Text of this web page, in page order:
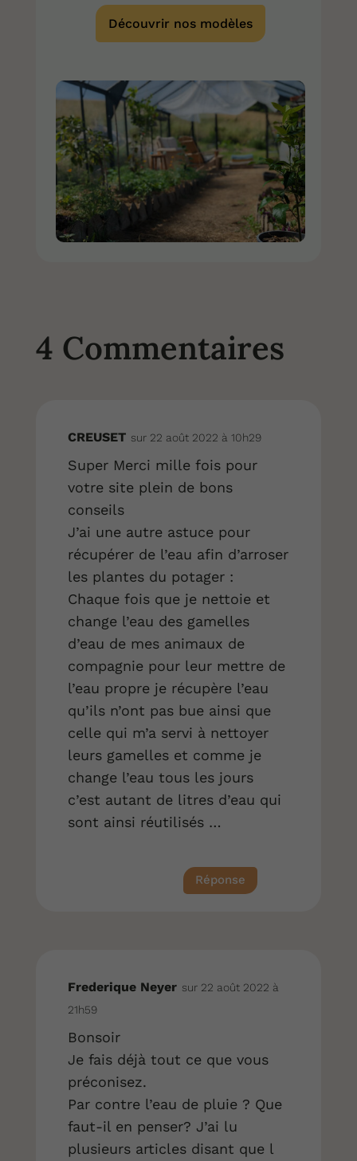
Découvrir nos modèles
4 Commentaires
CREUSET sur 22 août 2022 à 10h29
Super Merci mille fois pour
votre site plein de bons
conseils
J’ai une autre astuce pour
récupérer de l’eau afin d’arroser
les plantes du potager :
Chaque fois que je nettoie et
change l’eau des gamelles
d’eau de mes animaux de
compagnie pour leur mettre de
l’eau propre je récupère l’eau
qu’ils n’ont pas bue ainsi que
celle qui m’a servi à nettoyer
leurs gamelles et comme je
change l’eau tous les jours
c’est autant de litres d’eau qui
sont ainsi réutilisés …
Réponse
Frederique Neyer sur 22 août 2022 à
21h59
Bonsoir
Je fais déjà tout ce que vous
préconisez.
Par contre l’eau de pluie ? Que
faut-il en penser? J’ai lu
plusieurs articles disant que l